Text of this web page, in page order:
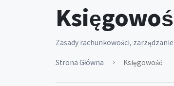
Zasady rachunkowości,
Strona Główna Księgowość